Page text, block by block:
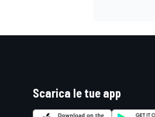
Scarica le tue app